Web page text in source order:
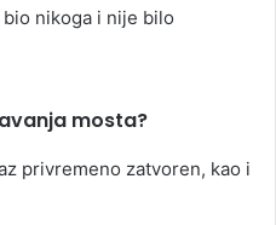
nikoga i nije bilo
mosta?
privremeno zatvoren, kao i